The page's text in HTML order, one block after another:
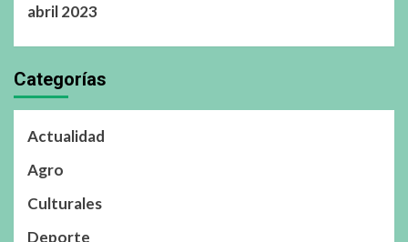
abril 2023
Categorías
Actualidad
Agro
Culturales
Deporte